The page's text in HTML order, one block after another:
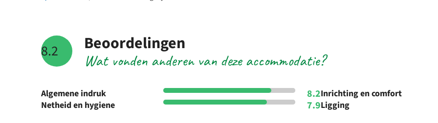
8.2 Wat vonden anderen van deze accommodatie?
Beoordelingen
Algemene indruk 8.2Inrichting en comfort
Netheid en hygiene
7.9Ligging